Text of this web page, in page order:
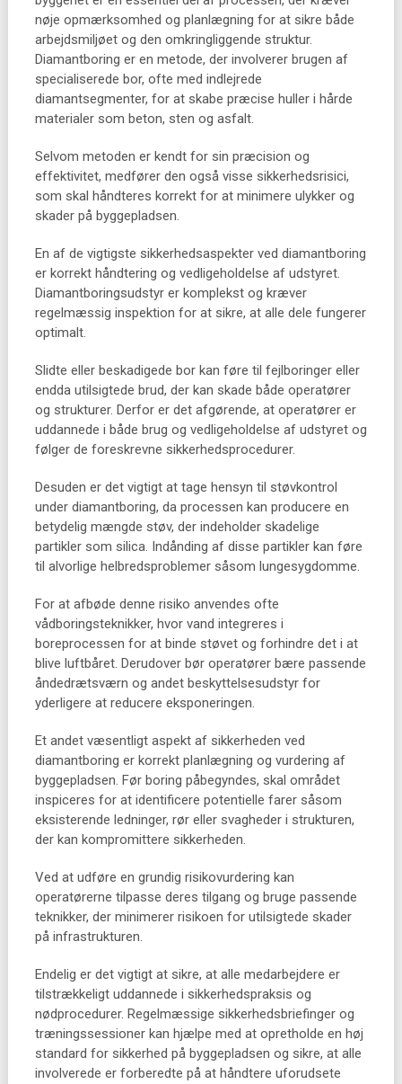
nøje opmærksomhed og planlægning for at sikre både
arbejdsmiljøet og den omkringliggende struktur.
Diamantboring er en metode, der involverer brugen af
specialiserede bor, ofte med indlejrede
diamantsegmenter, for at skabe præcise huller i hårde
materialer som beton, sten og asfalt.
Selvom metoden er kendt for sin præcision og
effektivitet, medfører den også visse sikkerhedsrisici,
som skal håndteres korrekt for at minimere ulykker og
skader på byggepladsen.
En af de vigtigste sikkerhedsaspekter ved diamantboring
er korrekt håndtering og vedligeholdelse af udstyret.
Diamantboringsudstyr er komplekst og kræver
regelmæssig inspektion for at sikre, at alle dele fungerer
optimalt.
Slidte eller beskadigede bor kan føre til fejlboringer eller
endda utilsigtede brud, der kan skade både operatører
og strukturer. Derfor er det afgørende, at operatører er
uddannede i både brug og vedligeholdelse af udstyret og
følger de foreskrevne sikkerhedsprocedurer.
Desuden er det vigtigt at tage hensyn til støvkontrol
under diamantboring, da processen kan producere en
betydelig mængde støv, der indeholder skadelige
partikler som silica. Indånding af disse partikler kan føre
til alvorlige helbredsproblemer såsom lungesygdomme.
For at afbøde denne risiko anvendes ofte
vådboringsteknikker, hvor vand integreres i
boreprocessen for at binde støvet og forhindre det i at
blive luftbåret. Derudover bør operatører bære passende
åndedrætsværn og andet beskyttelsesudstyr for
yderligere at reducere eksponeringen.
Et andet væsentligt aspekt af sikkerheden ved
diamantboring er korrekt planlægning og vurdering af
byggepladsen. Før boring påbegyndes, skal området
inspiceres for at identificere potentielle farer såsom
eksisterende ledninger, rør eller svagheder i strukturen,
der kan kompromittere sikkerheden.
Ved at udføre en grundig risikovurdering kan
operatørerne tilpasse deres tilgang og bruge passende
teknikker, der minimerer risikoen for utilsigtede skader
på infrastrukturen.
Endelig er det vigtigt at sikre, at alle medarbejdere er
tilstrækkeligt uddannede i sikkerhedspraksis og
nødprocedurer. Regelmæssige sikkerhedsbriefinger og
træningssessioner kan hjælpe med at opretholde en høj
standard for sikkerhed på byggepladsen og sikre, at alle
involverede er forberedte på at håndtere uforudsete